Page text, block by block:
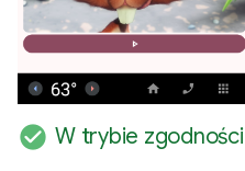
check_circle W trybie zgodności